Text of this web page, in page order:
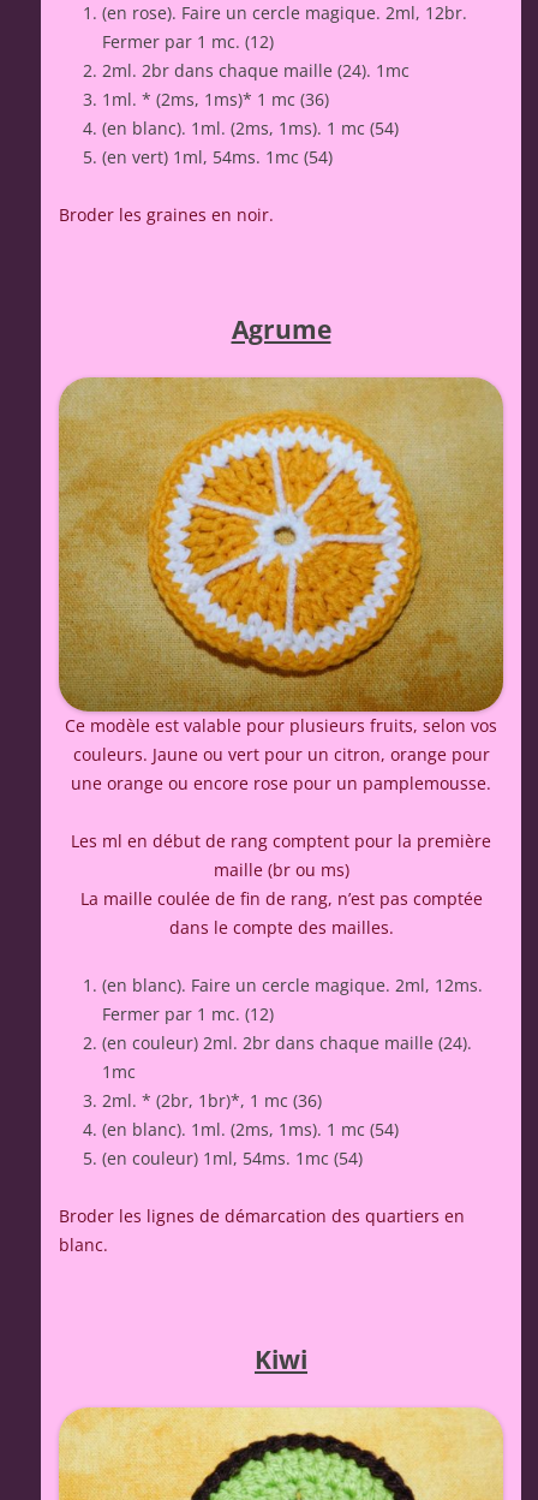
(en rose). Faire un cercle magique. 2ml, 12br.
Fermer par 1 mc. (12)
2ml. 2br dans chaque maille (24). 1mc
1ml. * (2ms, 1ms)* 1 mc (36)
(en blanc). 1ml. (2ms, 1ms). 1 mc (54)
(en vert) 1ml, 54ms. 1mc (54)
Broder les graines en noir.
Agrume
Ce modèle est valable pour plusieurs fruits, selon vos
couleurs. Jaune ou vert pour un citron, orange pour
une orange ou encore rose pour un pamplemousse.
Les ml en début de rang comptent pour la première
maille (br ou ms)
La maille coulée de fin de rang, n’est pas comptée
dans le compte des mailles.
(en blanc). Faire un cercle magique. 2ml, 12ms.
Fermer par 1 mc. (12)
(en couleur) 2ml. 2br dans chaque maille (24).
1mc
2ml. * (2br, 1br)*, 1 mc (36)
(en blanc). 1ml. (2ms, 1ms). 1 mc (54)
(en couleur) 1ml, 54ms. 1mc (54)
Broder les lignes de démarcation des quartiers en
blanc.
Kiwi